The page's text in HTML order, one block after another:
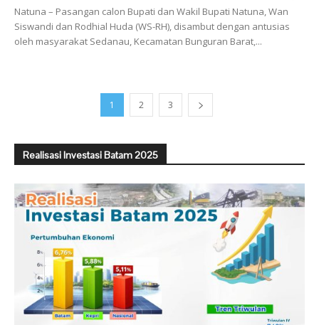
Natuna – Pasangan calon Bupati dan Wakil Bupati Natuna, Wan
Siswandi dan Rodhial Huda (WS-RH), disambut dengan antusias
oleh masyarakat Sedanau, Kecamatan Bunguran Barat,...
1 2 3
Realisasi Investasi Batam 2025